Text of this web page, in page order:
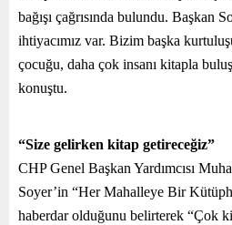
bağışı çağrısında bulundu. Başkan
ihtiyacımız var. Bizim başka
çocuğu, daha çok insanı kitapla
konuştu.
“Size gelirken kitap getireceğiz”
CHP Genel Başkan Yardımcısı
Soyer’in “Her Mahalleye Bir
haberdar olduğunu belirterek “Çok